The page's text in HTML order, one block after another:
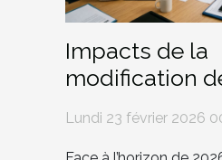
Impacts de la
modification
2026
Lundi 23 février 2026